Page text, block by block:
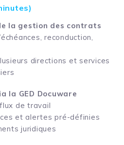
la gestion des contrats
reconduction,
directions et services
la GED Docuware
de travail
et alertes pré-définies
juridiques